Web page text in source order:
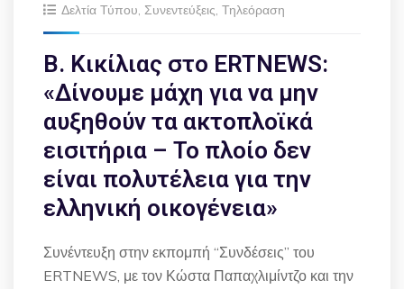
Δελτία Τύπου, Συνεντεύξεις, Τηλεόραση
Β. Κικίλιας στο ERTNEWS:
«Δίνουμε μάχη για να μην
αυξηθούν τα ακτοπλοϊκά
εισιτήρια – Το πλοίο δεν
είναι πολυτέλεια για την
ελληνική οικογένεια»
Συνέντευξη στην εκπομπή “Συνδέσεις” του
ERTNEWS, με τον Κώστα Παπαχλιμίντζο και την